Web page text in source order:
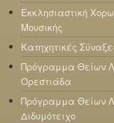
Εκκλησιαστική
Μουσικής
Κατηχητικές
Πρόγραμμα Θείων
Ορεστιάδα
Πρόγραμμα Θείων
Διδυμότειχο